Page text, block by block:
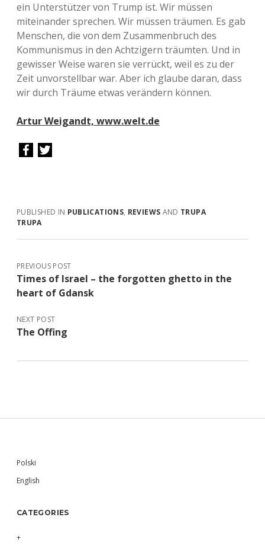
ein Unterstützer von Trump ist. Wir müssen
miteinander sprechen. Wir müssen träumen. Es gab
Menschen, die von dem Zusammenbruch des
Kommunismus in den Achtzigern träumten. Und in
gewisser Weise waren sie verrückt, weil es zu der
Zeit unvorstellbar war. Aber ich glaube daran, dass
wir durch Träume etwas verändern können.
Artur Weigandt, www.welt.de
PUBLISHED IN PUBLICATIONS, REVIEWS AND TRUPA
TRUPA
PREVIOUS POST
Times of Israel – the forgotten ghetto in the
heart of Gdansk
NEXT POST
The Offing
Sidebar
Polski
English
CATEGORIES
+